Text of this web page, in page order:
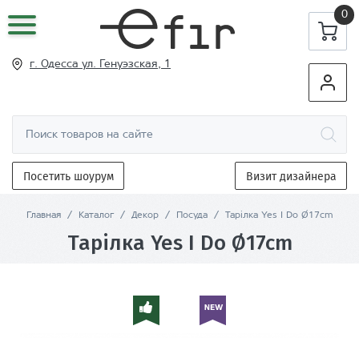
0
г. Одесса ул. Генуэзская, 1
Посетить шоурум Визит дизайнера
Главная / Каталог / Декор / Посуда / Тарілка Yes I Do Ø17cm
Тарілка Yes I Do Ø17cm